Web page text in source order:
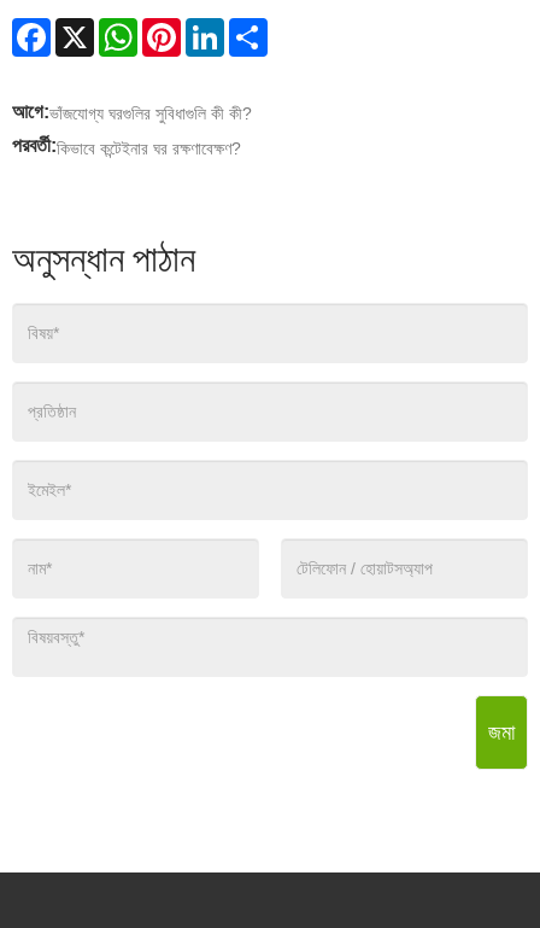
Facebook
X WhatsAppPinterestLinkedIn
আগে:ভাঁজযোগ্য ঘরগুলির সুবিধাগুলি কী কী?
পরবর্তী:কিভাবে কন্টেইনার ঘর রক্ষণাবেক্ষণ?
অনুসন্ধান পাঠান
জমা